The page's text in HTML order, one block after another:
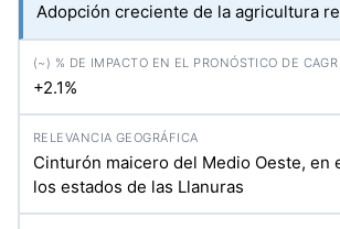
Adopción creciente de la agricultura
+2.1%
Cinturón maicero del Medio Oeste, en
los estados de las Llanuras